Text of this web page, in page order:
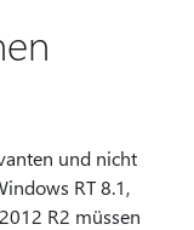
und nicht
RT 8.1,
R2 müssen